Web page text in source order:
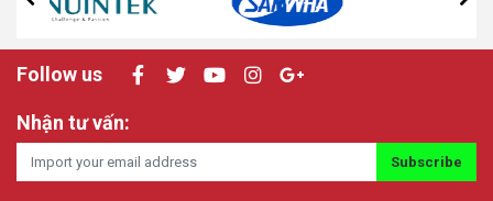
Follow us
Nhận tư vấn:
Subscribe